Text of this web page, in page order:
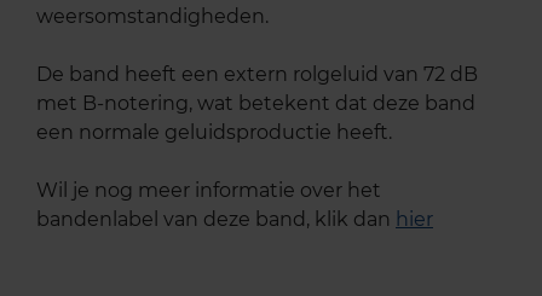
weersomstandigheden.
De band heeft een extern rolgeluid van 72 dB
met B-notering, wat betekent dat deze band
een normale geluidsproductie heeft.
Wil je nog meer informatie over het
bandenlabel van deze band, klik dan hier